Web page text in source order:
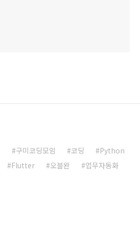
구미코딩모임 코딩
Python
Flutter 오블완 업무자동화